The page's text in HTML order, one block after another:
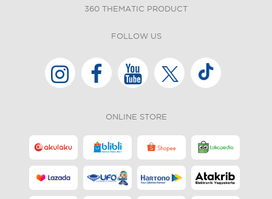
360 THEMATIC PRODUCT
FOLLOW US
ONLINE STORE